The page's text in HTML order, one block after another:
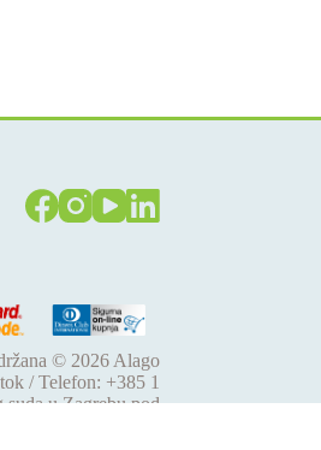
© 2026 Alago
/ Telefon: +385 1
u Zagrebu pod